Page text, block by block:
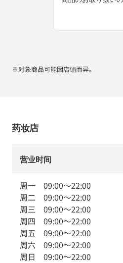
※对象商品可能因店铺而异。
药妆店
营业时间
周一 09:00～22:00
周二 09:00～22:00
周三 09:00～22:00
周四 09:00～22:00
周五 09:00～22:00
周六 09:00～22:00
周日 09:00～22:00